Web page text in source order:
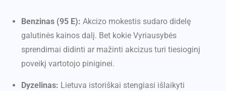
Benzinas (95 E): Akcizo mokestis sudaro didelę
galutinės kainos dalį. Bet kokie Vyriausybės
sprendimai didinti ar mažinti akcizus turi tiesioginį
poveikį vartotojo piniginei.
Dyzelinas: Lietuva istoriškai stengiasi išlaikyti